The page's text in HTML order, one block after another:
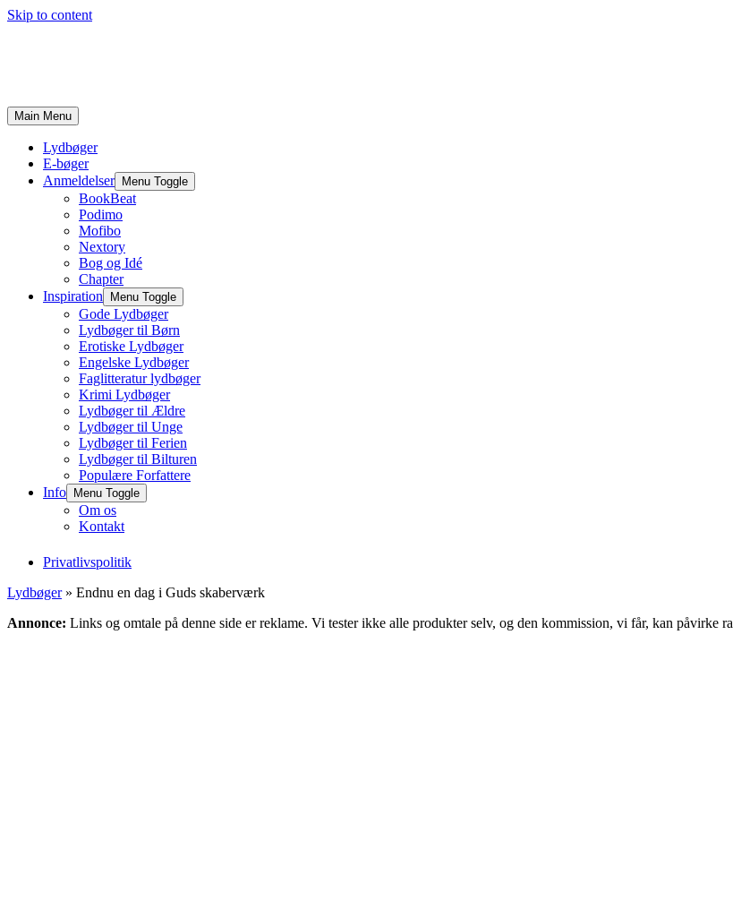
Skip to content
Main Menu
Lydbøger
E-bøger
Anmeldelser
Menu Toggle
BookBeat
Podimo
Mofibo
Nextory
Bog og Idé
Chapter
Inspiration
Menu Toggle
Gode Lydbøger
Lydbøger til Børn
Erotiske Lydbøger
Engelske Lydbøger
Faglitteratur lydbøger
Krimi Lydbøger
Lydbøger til Ældre
Lydbøger til Unge
Lydbøger til Ferien
Lydbøger til Bilturen
Populære Forfattere
Info
Menu Toggle
Om os
Kontakt
Privatlivspolitik
Lydbøger» Endnu en dag i Guds skaberværk
Annonce: Links og omtale på denne side er reklame. Vi tester ikke alle produkter selv, og den kommission, vi får, kan påvirke